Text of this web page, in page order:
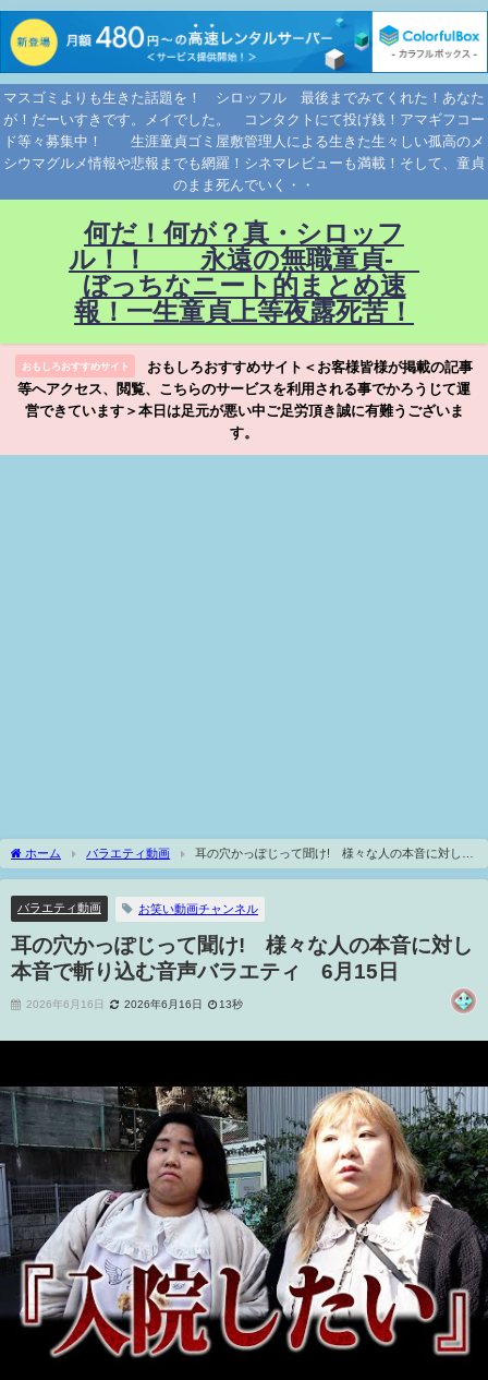
マスゴミよりも生きた話題を！ シロッフル 最後までみてくれた！あなた
が！だーいすきです。メイでした。 コンタクトにて投げ銭！アマギフコー
ド等々募集中！ 生涯童貞ゴミ屋敷管理人による生きた生々しい孤高のメ
シウマグルメ情報や悲報までも網羅！シネマレビューも満載！そして、童貞
のまま死んでいく・・
何だ！何が？真・シロッフ
ル！！ 永遠の無職童貞-
ぼっちなニート的まとめ速
報！一生童貞上等夜露死苦！
おもしろおすすめサイト
おもしろおすすめサイト＜お客様皆様が掲載の記事
等へアクセス、閲覧、こちらのサービスを利用される事でかろうじて運
営できています＞本日は足元が悪い中ご足労頂き誠に有難うございま
す。
ホーム バラエティ動画
耳の穴かっぽじって聞け! 様々な人の本音に対し本
音で斬り込む音声バラエティ 6月15日
バラエティ動画 お笑い動画チャンネル
耳の穴かっぽじって聞け! 様々な人の本音に対し
本音で斬り込む音声バラエティ 6月15日
2026年6月16日 2026年6月16日 13秒